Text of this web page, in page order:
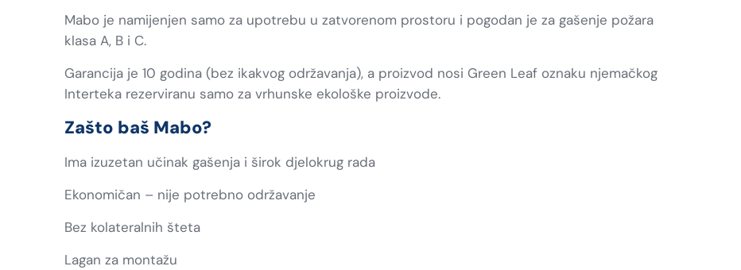
Mabo je namijenjen samo za upotrebu u zatvorenom prostoru i pogodan je za gašenje požara
klasa A, B i C.
Garancija je 10 godina (bez ikakvog održavanja), a proizvod nosi Green Leaf oznaku njemačkog
Interteka rezerviranu samo za vrhunske ekološke proizvode.
Zašto baš Mabo?
Ima izuzetan učinak gašenja i širok djelokrug rada
Ekonomičan – nije potrebno održavanje
Bez kolateralnih šteta
Lagan za montažu